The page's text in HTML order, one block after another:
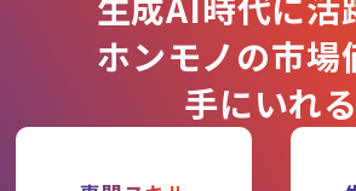
ホンモノの市場
手にいれる